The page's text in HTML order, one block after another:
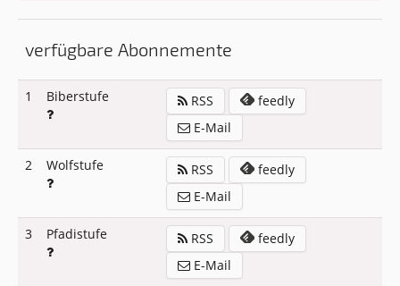
1 Biberstufe RSS
feedly
E-Mail
2 Wolfstufe RSS
feedly
E-Mail
3 Pfadistufe RSS
feedly
E-Mail
verfügbare Abonnemente